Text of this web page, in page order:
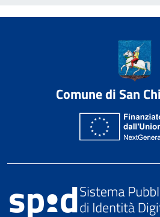
Comune di San